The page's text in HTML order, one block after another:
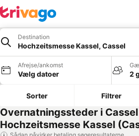
Destination
Hochzeitsmesse Kassel, Cassel
Afrejse/ankomst
Vælg datoer 2
Sorter Filtrer
Overnatningssteder i
Hochzeitsmesse Kassel